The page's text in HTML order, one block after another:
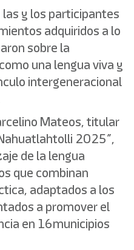
y los participantes
adquiridos a lo
sobre la
una lengua viva y
intergeneracional
Mateos, titular
2025”,
de la lengua
que combinan
adaptados a los
a promover el
en 16municipios